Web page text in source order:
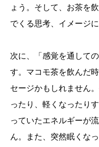
ょう。そして、お茶を
でくる思考、イメージ
次に、「感覚を通して
す。マコモ茶を飲んだ
セージかもしれません
ったり、軽くなったり
っていたエネルギーが
ん。また、突然眠くな